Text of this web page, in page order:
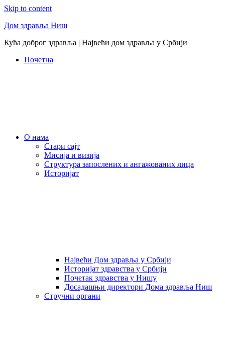
Skip to content
Дом здравља Ниш
Кућа доброг здравља | Највећи дом здравља у Србији
Почетна
О нама
Стари сајт
Мисија и визија
Структура запослених и ангажованих лица
Историјат
Највећи Дом здравља у Србији
Историјат здравства у Србији
Почетак здравства у Нишу
Досадашњи директори Дома здравља Ниш
Стручни органи